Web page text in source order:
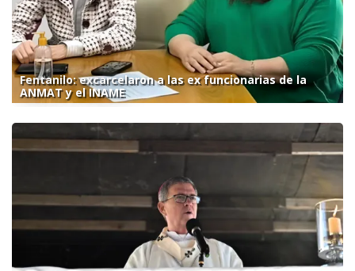
Fentanilo: excarcelaron a las ex funcionarias de la
ANMAT y el INAME